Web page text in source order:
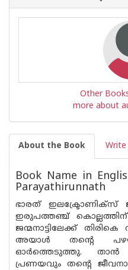
Other
more about
About the Book Write
Book Name in
Parayathirunnath
ഭാരത് ഇലക്ട്രോണിക്സ്
ഇരുപത്തഞ്ച്
ജന്മനാട്ടിലേക്ക്
അയാൾ തന്റെ
ഓർത്തെടുത്തു. താൻ
പ്രണയവും തന്റെ